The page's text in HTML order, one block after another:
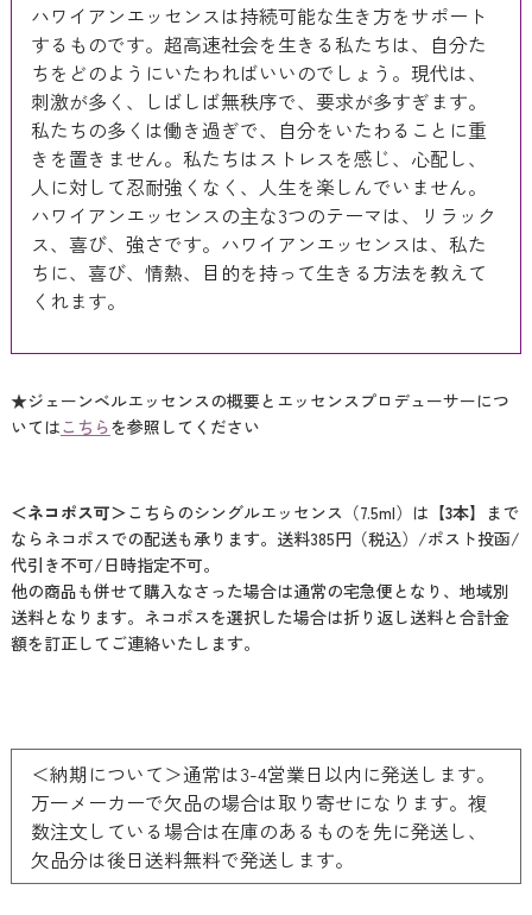
ハワイアンエッセンスは持続可能な生き方をサポート
するものです。超高速社会を生きる私たちは、自分た
ちをどのようにいたわればいいのでしょう。現代は、
刺激が多く、しばしば無秩序で、要求が多すぎます。
私たちの多くは働き過ぎで、自分をいたわることに重
きを置きません。私たちはストレスを感じ、心配し、
人に対して忍耐強くなく、人生を楽しんでいません。
ハワイアンエッセンスの主な3つのテーマは、リラック
ス、喜び、強さです。ハワイアンエッセンスは、私た
ちに、喜び、情熱、目的を持って生きる方法を教えて
くれます。
★ジェーンベルエッセンスの概要とエッセンスプロデューサーにつ
いてはこちらを参照してください
＜ネコポス可＞こちらのシングルエッセンス（7.5ml）は 【3本】 まで
ならネコポスでの配送も承ります。送料385円（税込）/ポスト投函/
代引き不可/日時指定不可。
他の商品も併せて購入なさった場合は通常の宅急便となり、地域別
送料となります。ネコポスを選択した場合は折り返し送料と合計金
額を訂正してご連絡いたします。
＜納期について＞通常は3-4営業日以内に発送します。
万一メーカーで欠品の場合は取り寄せになります。複
数注文している場合は在庫のあるものを先に発送し、
欠品分は後日送料無料で発送します。